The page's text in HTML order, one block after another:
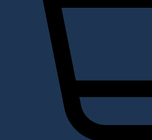
Услуги дизайнера интерьера